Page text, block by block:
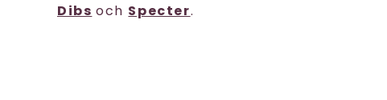
Dibs och Specter.